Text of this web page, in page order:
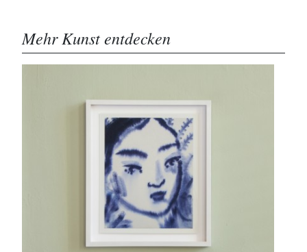
Mehr Kunst entdecken